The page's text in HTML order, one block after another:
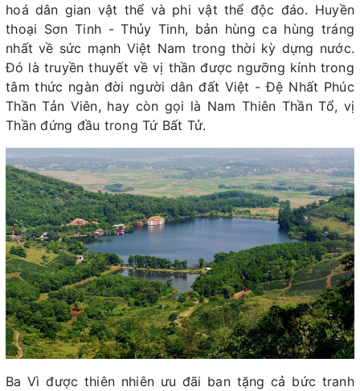
hoá dân gian vật thể và phi vật thể độc đáo. Huyền
thoại Sơn Tinh - Thủy Tinh, bản hùng ca hùng tráng
nhất về sức mạnh Việt Nam trong thời kỳ dựng nước.
Đó là truyền thuyết về vị thần được ngưỡng kính trong
tâm thức ngàn đời người dân đất Việt - Đệ Nhất Phúc
Thần Tản Viên, hay còn gọi là Nam Thiên Thần Tổ, vị
Thần đứng đầu trong Tứ Bất Tử.
Ba Vì được thiên nhiên ưu đãi ban tặng cả bức tranh